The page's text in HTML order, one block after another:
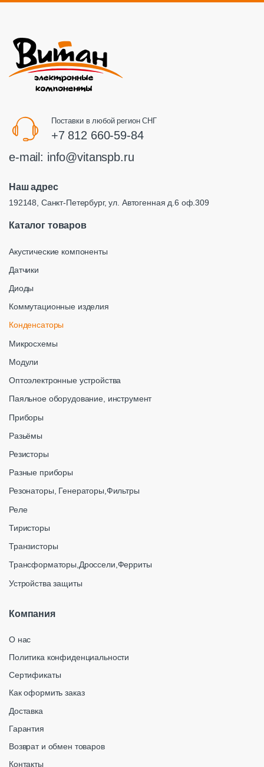
Поставки в любой регион СНГ
+7 812 660-59-84
e-mail: info@vitanspb.ru
Наш адрес
192148, Санкт-Петербург, ул. Автогенная д.6 оф.309
Каталог товаров
Акустические компоненты
Датчики
Диоды
Коммутационные изделия
Конденсаторы
Микросхемы
Модули
Оптоэлектронные устройства
Паяльное оборудование, инструмент
Приборы
Разьёмы
Резисторы
Разные приборы
Резонаторы, Генераторы,Фильтры
Реле
Тиристоры
Транзисторы
Трансформаторы,Дроссели,Ферриты
Устройства защиты
Компания
О нас
Политика конфиденциальности
Сертификаты
Как оформить заказ
Доставка
Гарантия
Возврат и обмен товаров
Контакты